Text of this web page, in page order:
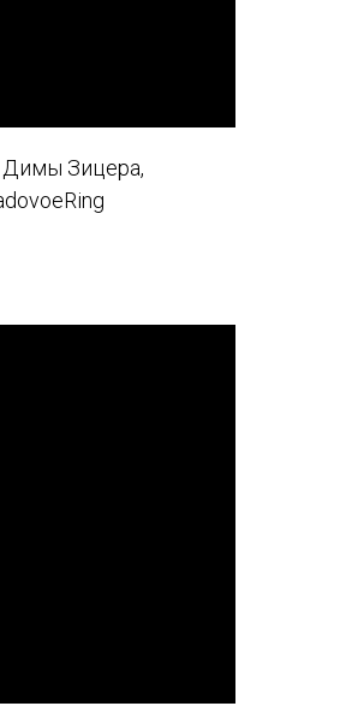
Димы Зицера,